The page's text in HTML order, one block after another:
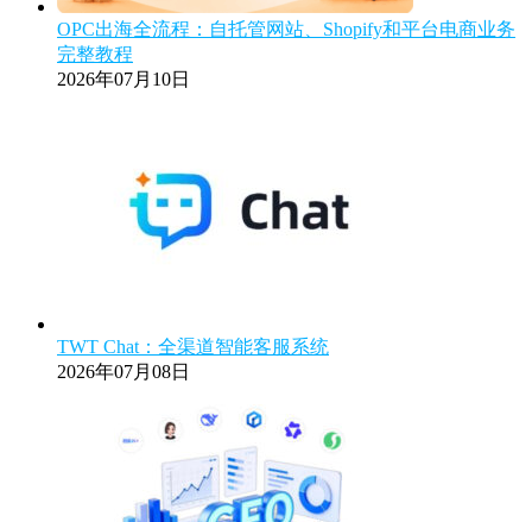
OPC出海全流程：自托管网站、Shopify和平台电商业务
完整教程
2026年07月10日
TWT Chat：全渠道智能客服系统
2026年07月08日